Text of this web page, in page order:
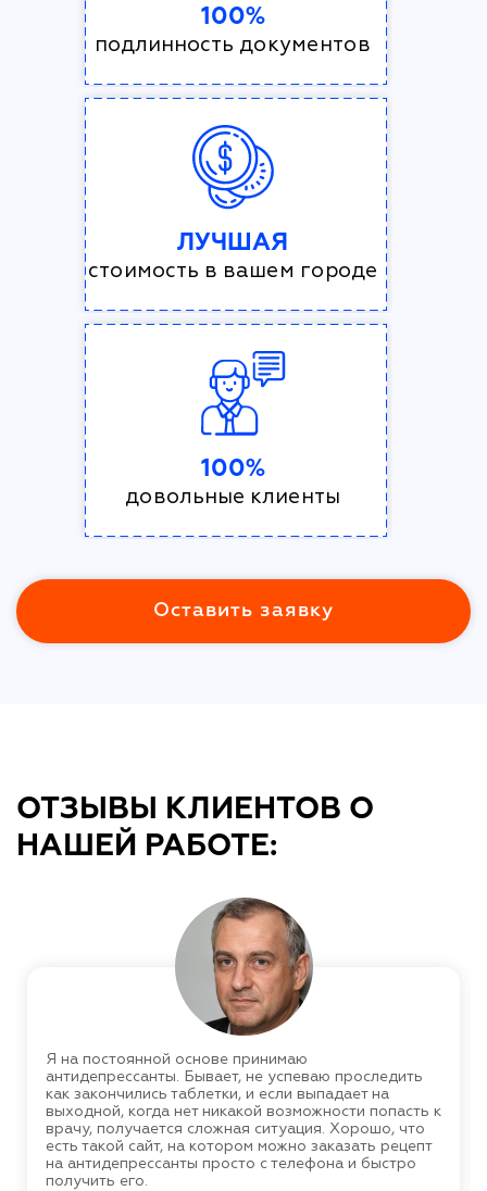
100%
подлинность документов
ЛУЧШАЯ
стоимость в вашем городе
100%
довольные клиенты
Оставить заявку
ОТЗЫВЫ КЛИЕНТОВ О
НАШЕЙ РАБОТЕ:
Я на постоянной основе принимаю
антидепрессанты. Бывает, не успеваю проследить
как закончились таблетки, и если выпадает на
выходной, когда нет никакой возможности попасть к
врачу, получается сложная ситуация. Хорошо, что
есть такой сайт, на котором можно заказать рецепт
на антидепрессанты просто с телефона и быстро
получить его.